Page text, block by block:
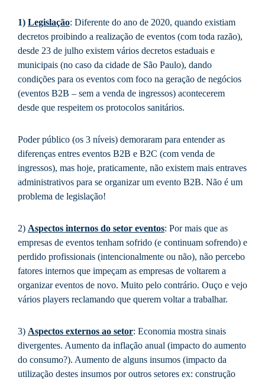
1) Legislação: Diferente do ano de 2020, quando existiam
decretos proibindo a realização de eventos (com toda razão),
desde 23 de julho existem vários decretos estaduais e
municipais (no caso da cidade de São Paulo), dando
condições para os eventos com foco na geração de negócios
(eventos B2B – sem a venda de ingressos) acontecerem
desde que respeitem os protocolos sanitários.
Poder público (os 3 níveis) demoraram para entender as
diferenças entres eventos B2B e B2C (com venda de
ingressos), mas hoje, praticamente, não existem mais entraves
administrativos para se organizar um evento B2B. Não é um
problema de legislação!
2) Aspectos internos do setor eventos: Por mais que as
empresas de eventos tenham sofrido (e continuam sofrendo) e
perdido profissionais (intencionalmente ou não), não percebo
fatores internos que impeçam as empresas de voltarem a
organizar eventos de novo. Muito pelo contrário. Ouço e vejo
vários players reclamando que querem voltar a trabalhar.
3) Aspectos externos ao setor: Economia mostra sinais
divergentes. Aumento da inflação anual (impacto do aumento
do consumo?). Aumento de alguns insumos (impacto da
utilização destes insumos por outros setores ex: construção